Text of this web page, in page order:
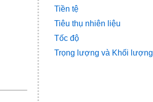
Tiền tệ
Tiêu thụ nhiên liệu
Tốc độ
Trọng lượng và Khối lượng